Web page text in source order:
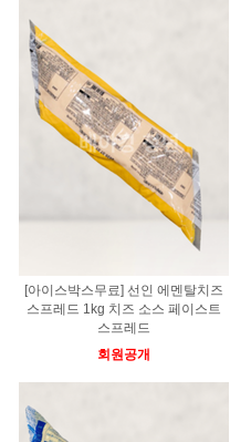
[아이스박스무료] 선인 에멘탈치즈
스프레드 1kg 치즈 소스 페이스트
스프레드
회원공개